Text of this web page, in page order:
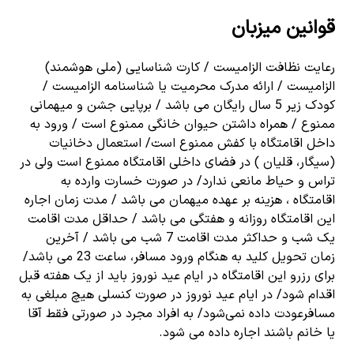
قوانین میزبان
رعایت نظافت الزامیست / کارت شناسایی (ملی هوشمند)
الزامیست / ارائه مدرک محرمیت یا شناسنامه الزامیست /
کودک زیر 5 سال رایگان می باشد / برپایی جشن و میهمانی
ممنوع / همراه داشتن حیوان خانگی ممنوع است / ورود به
داخل اقامتگاه با کفش ممنوع است/ استعمال دخانیات
(سیگار، قلیان ) در فضای داخلی اقامتگاه ممنوع است ولی در
تراس و حیاط مانعی ندارد/ در صورت خسارت وارده به
اقامتگاه ، هزینه بر عهده میهمان می باشد / مدت زمان اجاره
این اقامتگاه روزانه و هفتگی می باشد / حداقل مدت اقامت
یک شب و حداکثر مدت اقامت 7 شب می باشد / آخرین
زمان تحویل کلید به هنگام ورود مسافر، ساعت 23 می باشد/
برای رزرو این اقامتگاه در ایام عید نوروز باید از یک هفته قبل
اقدام شود/ در ایام عید نوروز در صورت کنسلی هیچ مبلغی به
مسافرعودت داده نمی‌شود/ به افراد مجرد در صورتی فقط آقا
یا خانم باشند اجاره داده می شود.